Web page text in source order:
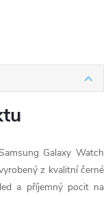
Galaxy Watch
z kvalitní černé
a příjemný pocit na